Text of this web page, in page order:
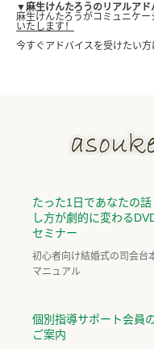
▼麻生けんたろうのリアルアド
麻生けんたろうがコミュニケー
いたします！
今すぐアドバイスを受けたい方
たった1日であなたの話
し方が劇的に変わる
セミナー
初心者向け結婚式の司会台
マニュアル
個別指導サポート会員
ご案内